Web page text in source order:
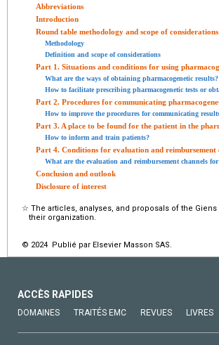
Abbreviations
Introduction
Round table methodology and scope of considerations
Methodology
Definition and scope of considerations
Part 1. Situations and conditions for using
What are the ways of obtaining pharmacogenetic results?
How to facilitate prescribing pharmacogenetic tests or
Part 2. Procedures for communicating
How to improve the procedures for communicating
Part 3. A place to be found for the patient in the
How to inform and train patients?
Part 4. Conditions for evaluation and reimbursement
What are the evaluation and reimbursement channels for
Conclusion and outlook
Disclosure of interest
☆ The articles, analyses, and proposals of the
their organization.
© 2024 Publié par Elsevier Masson SAS.
ACCÈS RAPIDES
DOMAINES TRAITÉS EMC REVUES LIVRES